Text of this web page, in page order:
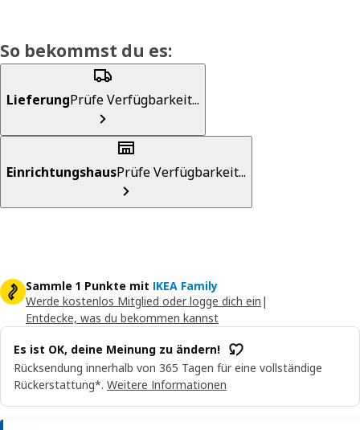
So bekommst du es:
LieferungPrüfe Verfügbarkeit...
EinrichtungshausPrüfe Verfügbarkeit...
Sammle 1 Punkte mit IKEA Family
Werde kostenlos Mitglied oder logge dich ein |
Entdecke, was du bekommen kannst
Es ist OK, deine Meinung zu ändern!
Rücksendung innerhalb von 365 Tagen für eine vollständige
Rückerstattung*. Weitere Informationen